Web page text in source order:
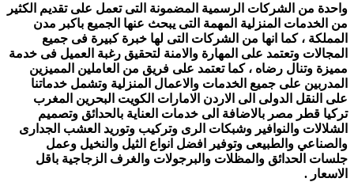
واحدة من الشركات الرسمية المضمونة التى تعمل على تقديم الكثير
من الخدمات المنزلية المهمة التى يبحث عنها الجميع باكبر مدن
المملكة ، كما انها من الشركات التى لها خبرة كبيرة فى جميع
المجالات وتعتمد على المهارة والامنة لتحقيق رغبة العميل فى خدمة
مميزة وتنال رضاه ، كما تعتمد على فريق من العاملين المميزين
المدربين على جميع الخدمات والاعمال المنزلية وتشمل خدماتنا
على النقل الدولى الى الاردن الامارات الكويت البحرين المغرب
تركيا قطر مصر بالاضافة الى خدمات العناية بالحدائق وتصميم
الشلالات والنوافير وشبكات الرى وتركيب وتوريد العشب الجدارى
والصناعي والطبيعى وتوفير افضل انواع الثيل والنخيل وعمل
جلسات الحدائق والمظلات والبرجولات والغرف الزجاجية باقل
الاسعار .